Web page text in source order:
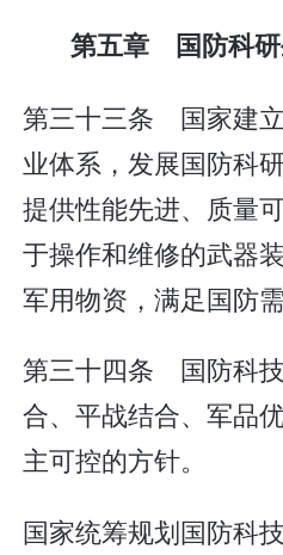
第五章 国防科研
第三十三条 国家建
业体系，发展国防科
提供性能先进、质量
于操作和维修的武器
军用物资，满足国防需
第三十四条 国防科
合、平战结合、军品
主可控的方针。
国家统筹规划国防科